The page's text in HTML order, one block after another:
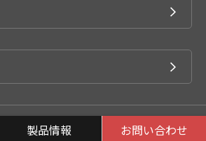
© 2026 OSADA Co.,Ltd.
製品情報 お問い合わせ